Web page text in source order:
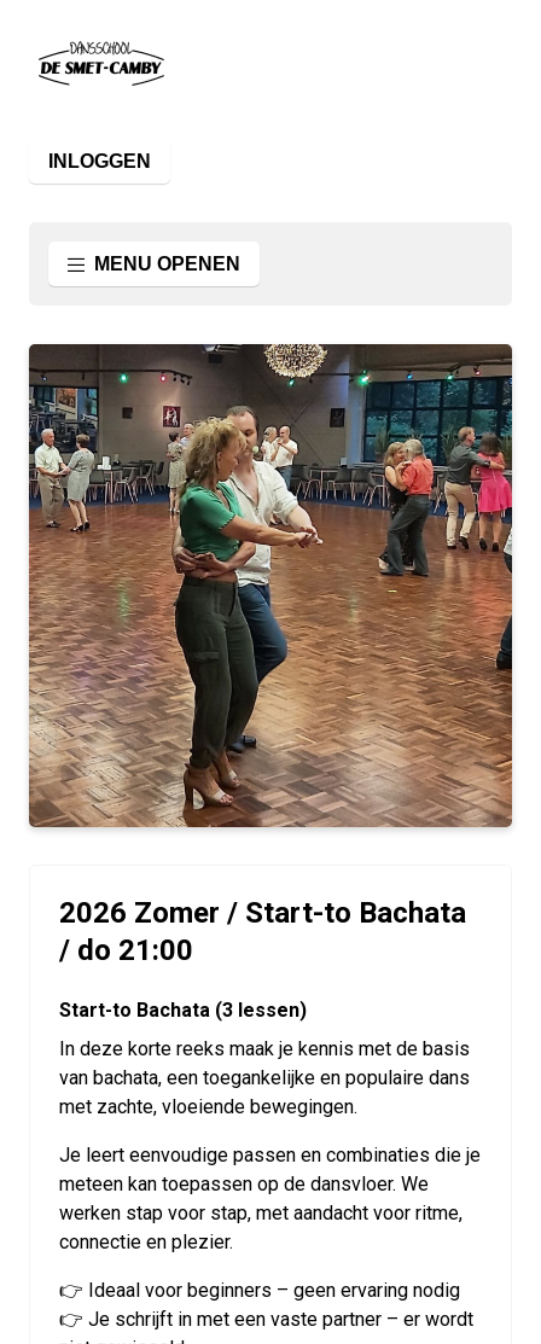
INLOGGEN
MENU OPENEN
2026 Zomer / Start-to Bachata
/ do 21:00
Start-to Bachata (3 lessen)
In deze korte reeks maak je kennis met de basis
van bachata, een toegankelijke en populaire dans
met zachte, vloeiende bewegingen.
Je leert eenvoudige passen en combinaties die je
meteen kan toepassen op de dansvloer. We
werken stap voor stap, met aandacht voor ritme,
connectie en plezier.
👉 Ideaal voor beginners – geen ervaring nodig
👉 Je schrijft in met een vaste partner – er wordt